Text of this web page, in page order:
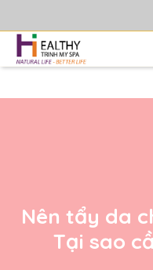
Nên tẩy da
Tại sao